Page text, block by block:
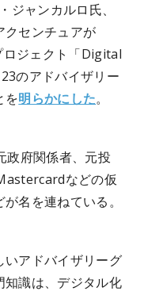
ジャンカルロ氏、
クセンチュアが
ロジェクト「Digital
のアドバイザリー
を明らかにした。
政府関係者、元投
などの仮
名を連ねている。
いアドバイザリーグ
知識は、デジタル化